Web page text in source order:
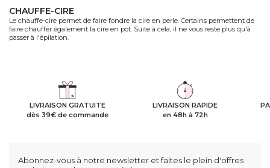
CHAUFFE-CIRE
Le chauffe-cire permet de faire fondre la cire en perle. Certains permettent de
faire chauffer également la cire en pot. Suite à cela, il ne vous reste plus qu'à
passer à l'épilation.
LIVRAISON GRATUITE
dès 39€ de commande
LIVRAISON RAPIDE
en 48h à 72h
Abonnez-vous à notre newsletter et faites le plein d'offres